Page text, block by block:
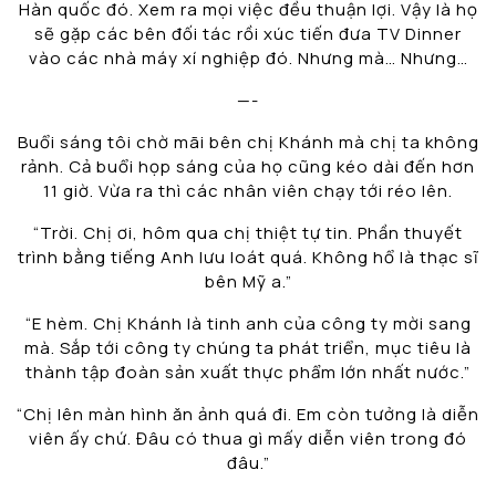
Hàn quốc đó. Xem ra mọi việc đều thuận lợi. Vậy là họ
sẽ gặp các bên đối tác rồi xúc tiến đưa TV Dinner
vào các nhà máy xí nghiệp đó. Nhưng mà… Nhưng…
—-
Buổi sáng tôi chờ mãi bên chị Khánh mà chị ta không
rảnh. Cả buổi họp sáng của họ cũng kéo dài đến hơn
11 giờ. Vừa ra thì các nhân viên chạy tới réo lên.
“Trời. Chị ơi, hôm qua chị thiệt tự tin. Phần thuyết
trình bằng tiếng Anh lưu loát quá. Không hổ là thạc sĩ
bên Mỹ a.”
“E hèm. Chị Khánh là tinh anh của công ty mời sang
mà. Sắp tới công ty chúng ta phát triển, mục tiêu là
thành tập đoàn sản xuất thực phẩm lớn nhất nước.”
“Chị lên màn hình ăn ảnh quá đi. Em còn tưởng là diễn
viên ấy chứ. Đâu có thua gì mấy diễn viên trong đó
đâu.”